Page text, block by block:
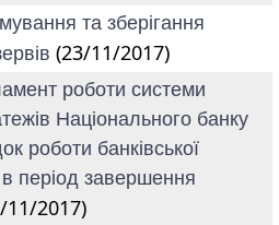
та зберігання
(23/11/2017)
роботи системи
Національного банку
роботи банківської
період завершення
11/2017)